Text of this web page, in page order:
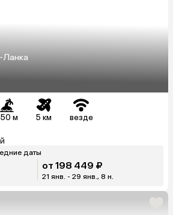
Ланка
м 5 км везде
даты
от 198 449 ₽
21 янв. - 29 янв., 8 н.